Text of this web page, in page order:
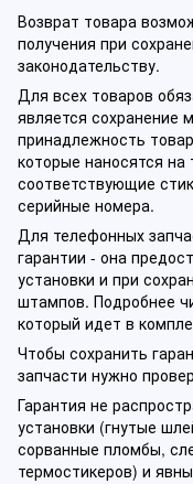
Возврат товара
получения при
законодательству.
Для всех товаров
является сохранение
принадлежность
которые наносятся на
соответствующие
серийные номера.
Для телефонных
гарантии - она
установки и при
штампов. Подробнее
который идет в
Чтобы сохранить
запчасти нужно
Гарантия не
установки (гнутые
сорванные пломбы,
термостикеров) и